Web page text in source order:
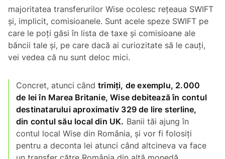
majoritatea transferurilor Wise ocolesc rețeaua SWIFT
și, implicit, comisioanele. Sunt acele speze SWIFT pe
care le poți găsi în lista de taxe și comisioane ale
băncii tale și, pe care dacă ai curiozitate să le cauți,
vei vedea că nu sunt deloc mici.
Concret, atunci când trimiți, de exemplu, 2.000
de lei în Marea Britanie, Wise debitează în contul
destinatarului aproximativ 329 de lire sterline,
din contul său local din UK. Banii tăi ajung în
contul local Wise din România, și vor fi folosiți
pentru a deconta lei atunci când altcineva va face